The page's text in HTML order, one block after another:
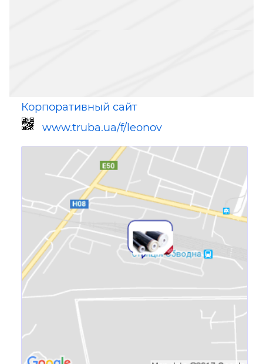
Корпоративный сайт
www.truba.ua/f/leonov
Ссылка для мобильных устройств